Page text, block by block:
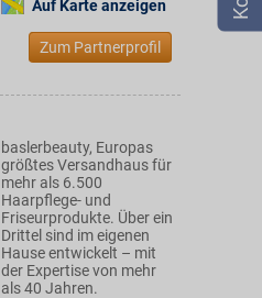
Auf Karte anzeigen
Zum Partnerprofil
baslerbeauty, Europas
größtes Versandhaus für
mehr als 6.500
Haarpflege- und
Friseurprodukte. Über ein
Drittel sind im eigenen
Hause entwickelt – mit
der Expertise von mehr
als 40 Jahren.